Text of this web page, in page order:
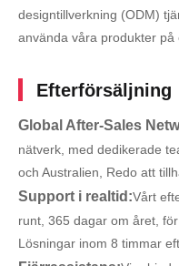
designtillverkning (ODM)
använda våra produkter på
Efterförsäljning
Global After-Sales
nätverk, med dedikerade
och Australien, Redo att
Support i realtid:Vårt
runt, 365 dagar om året,
Lösningar inom 8 timmar